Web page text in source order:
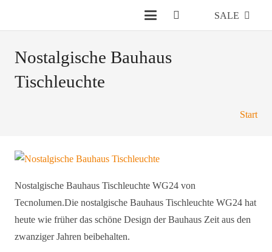
SALE
Nostalgische Bauhaus
Tischleuchte
Start
Nostalgische Bauhaus Tischleuchte WG24 von
Tecnolumen.Die nostalgische Bauhaus Tischleuchte WG24 hat
heute wie früher das schöne Design der Bauhaus Zeit aus den
zwanziger Jahren beibehalten.